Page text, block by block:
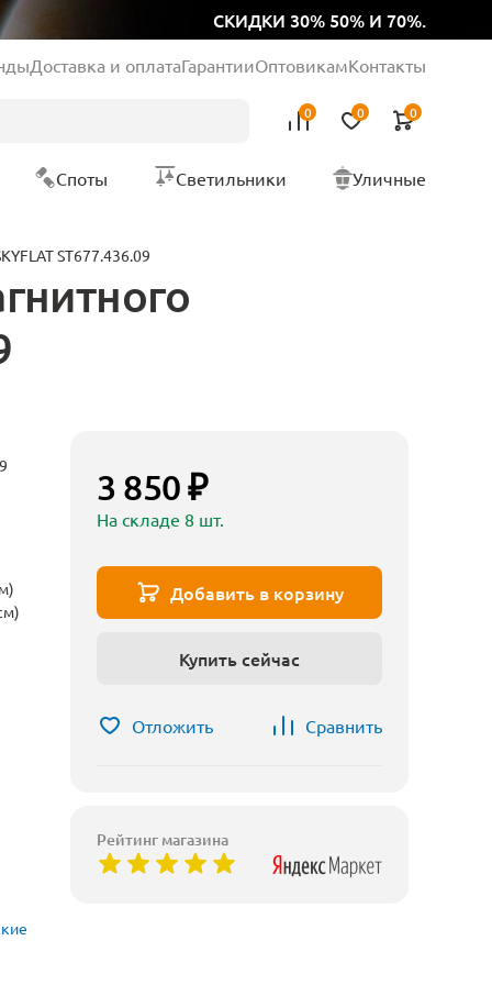
СКИДКИ 30% 50% И 70%.
Доставка и оплатаГарантииОптовикамКонтакты
0 0 0
Споты Светильники Уличные
ST677.436.09
3 850 ₽
На складе 8 шт.
Добавить в корзину
Купить сейчас
Отложить Сравнить
Рейтинг магазина